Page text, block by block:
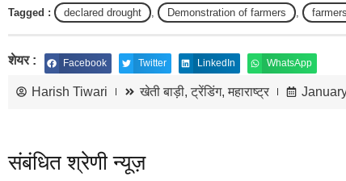
Tagged : declared drought Demonstration of farmers
शेयर : Facebook Twitter LinkedIn WhatsApp
Harish Tiwari खेती बाड़ी,ट्रेंडिंग,महाराष्ट्र
संबंधित श्रेणी न्यूज़